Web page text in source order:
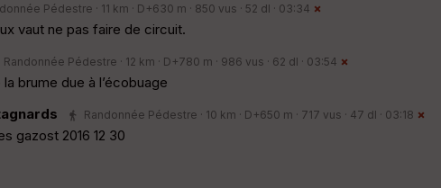
Pédestre · 11 km · D+630 m · 850 vus · 52 dl · 03:34
vaut ne pas faire de circuit.
Randonnée Pédestre · 12 km · D+780 m · 986 vus · 62 dl · 03:54
brume due à l’écobuage
Randonnée Pédestre · 10 km · D+650 m · 717 vus · 47 dl · 03:18
gazost 2016 12 30